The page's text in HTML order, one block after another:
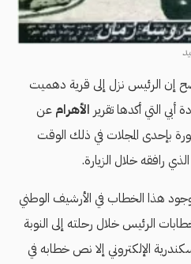
إن الرئيس نزل إلى قرية دهميت
التي أكدها تقرير الأهرام عن
بإحدى المجلات في ذلك الوقت
رافقه خلال الزيارة.
هذا الخطاب في الأرشيف الوطني
الرئيس خلال رحلته إلى النوبة
الإلكتروني إلا نص خطابه في